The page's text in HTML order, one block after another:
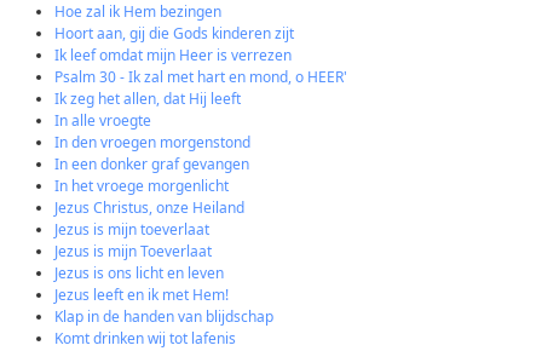
Hoe zal ik Hem bezingen
Hoort aan, gij die Gods kinderen zijt
Ik leef omdat mijn Heer is verrezen
Psalm 30 - Ik zal met hart en mond, o HEER'
Ik zeg het allen, dat Hij leeft
In alle vroegte
In den vroegen morgenstond
In een donker graf gevangen
In het vroege morgenlicht
Jezus Christus, onze Heiland
Jezus is mijn toeverlaat
Jezus is mijn Toeverlaat
Jezus is ons licht en leven
Jezus leeft en ik met Hem!
Klap in de handen van blijdschap
Komt drinken wij tot lafenis